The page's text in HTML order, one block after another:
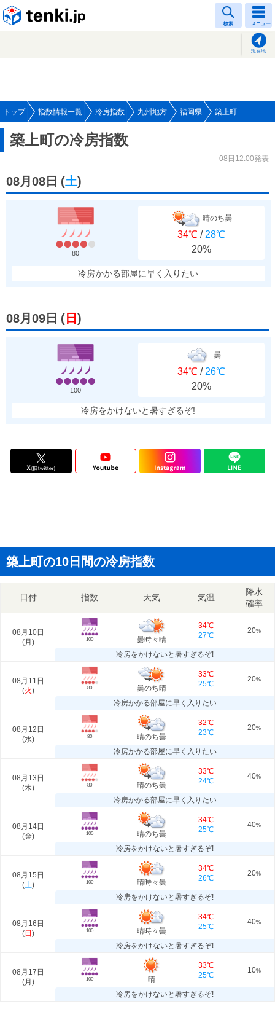
検索 メニュー
現在地
トップ 指数情報一覧 冷房指数 九州地方 福岡県 築上町
築上町の冷房指数
08日12:00発表
08月08日 (土)
80
晴のち曇
34℃ / 28℃
20%
冷房かかる部屋に早く入りたい
08月09日 ( 日 )
100
曇
34℃ / 26℃
20%
冷房をかけないと暑すぎるぞ!
築上町の10日間の冷房指数
日付 指数 天気 気温
降水
確率
08月10日
(月 ) 100 曇時々晴
34℃
27℃
20%
冷房をかけないと暑すぎるぞ!
08月11日
(火) 80 曇のち晴
33℃
25℃
20%
冷房かかる部屋に早く入りたい
08月12日
(水) 80 晴のち曇
32℃
23℃
20%
冷房かかる部屋に早く入りたい
08月13日
(木) 80 晴のち曇
33℃
24℃
40%
冷房かかる部屋に早く入りたい
08月14日
(金) 100 晴のち曇
34℃
25℃
40%
冷房をかけないと暑すぎるぞ!
08月15日
(土) 100 晴時々曇
34℃
26℃
20%
冷房をかけないと暑すぎるぞ!
08月16日
(日 ) 100 晴時々曇
34℃
25℃
40%
冷房をかけないと暑すぎるぞ!
08月17日
(月 ) 100 晴
33℃
25℃
10%
冷房をかけないと暑すぎるぞ!